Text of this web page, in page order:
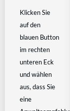
Klicken Sie
auf den
blauen Button
im rechten
unteren Eck
und wählen
aus, dass Sie
eine